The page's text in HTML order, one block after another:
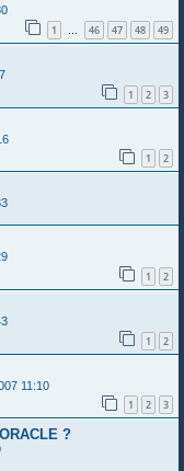
1 … 46 47 48 49
1 2 3
1 2
1 2
1 2
11:10
1 2 3
?